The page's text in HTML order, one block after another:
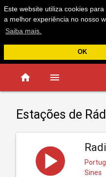
Este website utiliza cookies
a melhor experiência no nosso
Saiba mais.
OK
home menu
Estações de
Sines